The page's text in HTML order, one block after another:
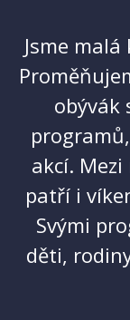
Jsme
obývák
akcí.
patří i
Svými
děti,